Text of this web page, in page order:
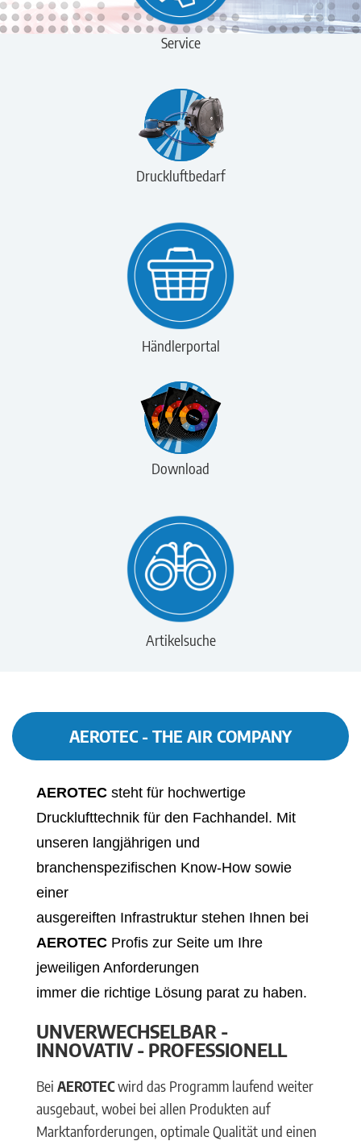
Service
Druckluftbedarf
Händlerportal
Download
Artikelsuche
AEROTEC - THE AIR COMPANY
AEROTEC steht für hochwertige
Drucklufttechnik für den Fachhandel. Mit
unseren langjährigen und
branchenspezifischen Know-How sowie
einer
ausgereiften Infrastruktur stehen Ihnen bei
AEROTEC Profis zur Seite um Ihre
jeweiligen Anforderungen
immer die richtige Lösung parat zu haben.
UNVERWECHSELBAR -
INNOVATIV - PROFESSIONELL
Bei AEROTECwird das Programm laufend weiter
ausgebaut, wobei bei allen Produkten auf
Marktanforderungen, optimale Qualität und einen